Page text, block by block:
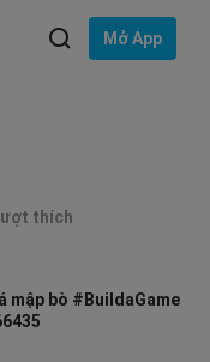
Mở App
thích
mập bò #BuildaGame